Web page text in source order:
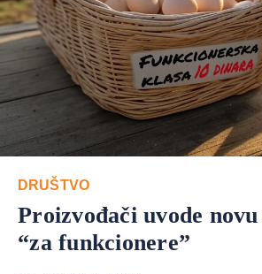
DRUŠTVO
Proizvođači uvode
“za funkcionere”